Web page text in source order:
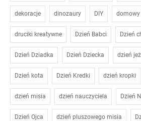
dekoracje dinozaury DIY
druciki kreatywne Dzień Babci Dzień
Dzień Dziadka Dzień Dziecka dzień
Dzień kota Dzień Kredki dzień kropki
dzień misia dzień nauczyciela Dzień
Dzień Ojca dzień pluszowego misia